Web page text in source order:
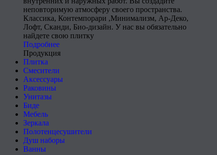
неповторимую атмосферу своего пространства.
Классика, Контемпорари ,Минимализм, Ар-Деко,
Лофт, Сканди, Био-дизайн. У нас вы обязательно
найдете свою плитку
Подробнее
Продукция
Плитка
Смесители
Аксессуары
Раковины
Унитазы
Биде
Мебель
Зеркала
Полотенцесушители
Душ наборы
Ванны